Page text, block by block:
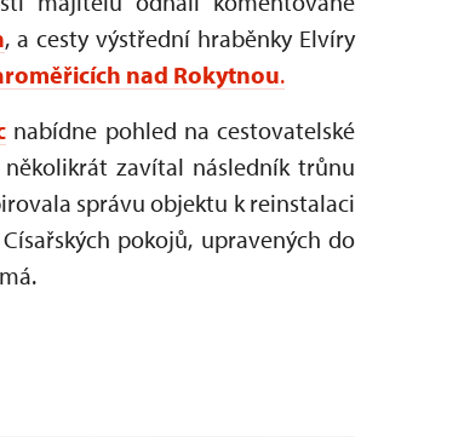
, a cesty výstřední hraběnky Elvíry
nad Rokytnou.
nabídne pohled na cestovatelské
zavítal následník trůnu
správu objektu k reinstalaci
pokojů, upravených do